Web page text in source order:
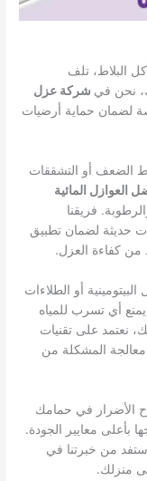
البلاط، تلف
نحن في شركة عزل
لضمان حماية أرضيات
الضعف أو التشققات
العوازل المائية
فريقنا
حديثة لضمان تطبيق
من كفاءة العزل.
أو الطلاءات
أي تسرب للمياه
نعتمد على تقنيات
المشكلة من
الأضرار في حمامك
بأعلى معايير الجودة.
من خبرتنا في
منزلك.